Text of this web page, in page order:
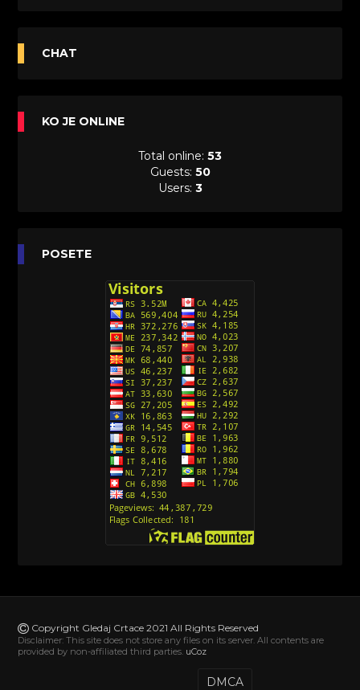
CHAT
KO JE ONLINE
Total online: 53
Guests: 50
Users: 3
POSETE
Copyright Gledaj Crtace 2021 All Rights Reserved
Disclaimer: This site does not store any files on its server. All contents are
provided by non-affiliated third parties. uCoz
DMCA